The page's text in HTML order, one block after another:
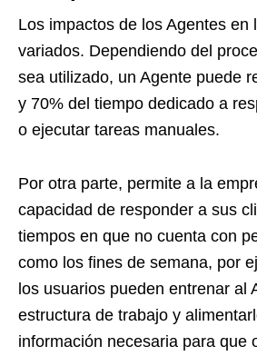
Los impactos de los Agentes en
variados. Dependiendo del
sea utilizado, un Agente puede
y 70% del tiempo dedicado a
o ejecutar tareas manuales.
Por otra parte, permite a la
capacidad de responder a sus
tiempos en que no cuenta con
como los fines de semana, por
los usuarios pueden entrenar al
estructura de trabajo y
información necesaria para que